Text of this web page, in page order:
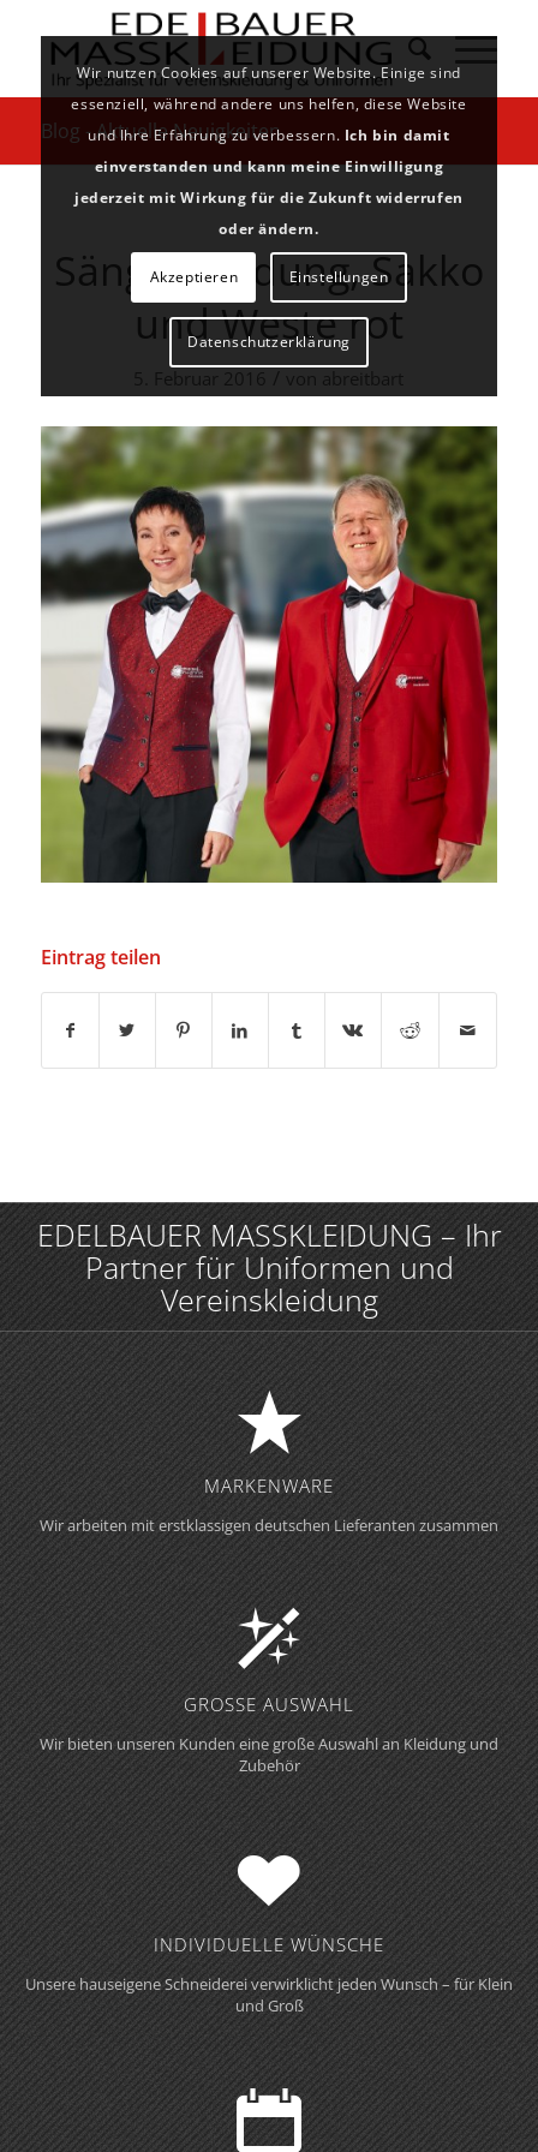
Blog - Aktuelle Neuigkeiten
Sängerkleidung, Sakko
und Weste rot
5. Februar 2016 / von abreitbart
Eintrag teilen
EDELBAUER MASSKLEIDUNG – Ihr
Partner für Uniformen und
Vereinskleidung
MARKENWARE
Wir arbeiten mit erstklassigen deutschen Lieferanten zusammen
GROSSE AUSWAHL
Wir bieten unseren Kunden eine große Auswahl an Kleidung und
Zubehör
INDIVIDUELLE WÜNSCHE
Unsere hauseigene Schneiderei verwirklicht jeden Wunsch – für Klein
und Groß
Wir nutzen Cookies auf unserer Website. Einige sind
essenziell, während andere uns helfen, diese Website
und Ihre Erfahrung zu verbessern. Ich bin damit
einverstanden und kann meine Einwilligung
jederzeit mit Wirkung für die Zukunft widerrufen
oder ändern.
Akzeptieren Einstellungen
Datenschutzerklärung